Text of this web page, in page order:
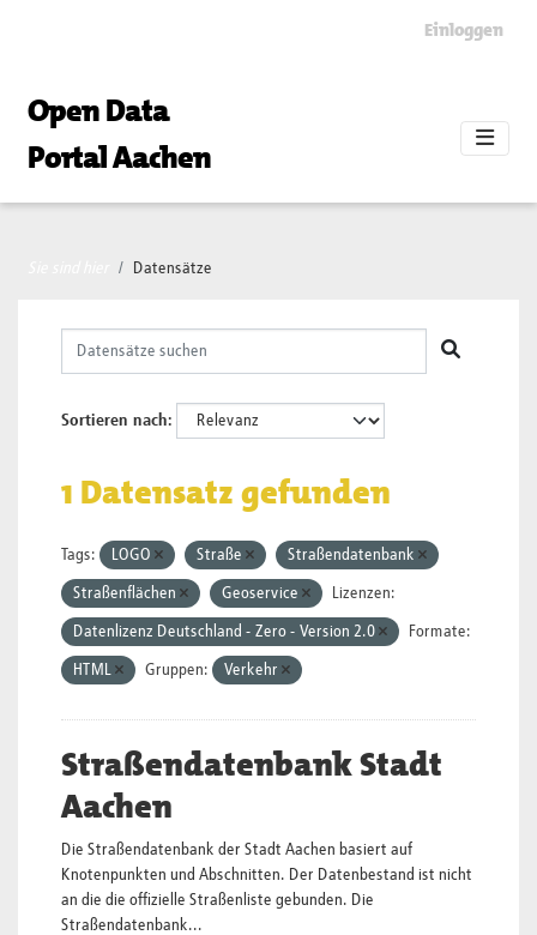
Einloggen
Open Data
Portal Aachen
Datensätze
Sortieren nach
1 Datensatz gefunden
Tags: LOGO Straße Straßendatenbank
Straßenflächen Geoservice Lizenzen:
Datenlizenz Deutschland - Zero - Version 2.0 Formate:
HTML Gruppen: Verkehr
Straßendatenbank Stadt
Aachen
Die Straßendatenbank der Stadt Aachen basiert auf
Knotenpunkten und Abschnitten. Der Datenbestand ist nicht
an die die offizielle Straßenliste gebunden. Die
Straßendatenbank...